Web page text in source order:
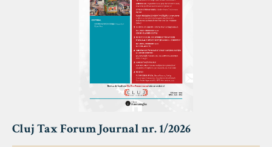
Cluj Tax Forum Journal nr. 1/2026